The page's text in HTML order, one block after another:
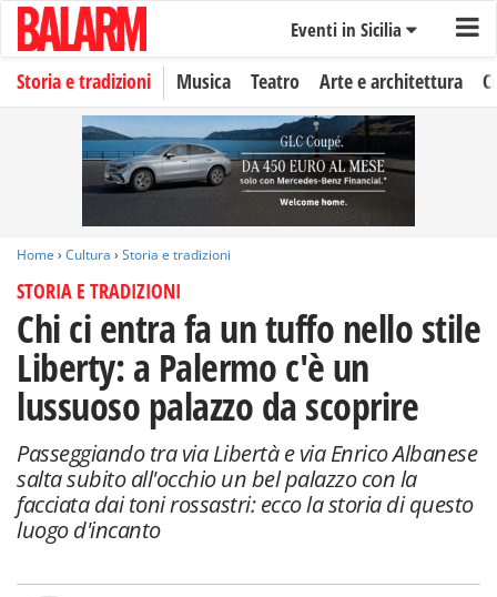
Eventi in Sicilia
Storia e tradizioni Musica Teatro Arte e architettura
Home › Cultura › Storia e tradizioni
STORIA E TRADIZIONI
Chi ci entra fa un tuffo nello stile
Liberty: a Palermo c'è un
lussuoso palazzo da scoprire
Passeggiando tra via Libertà e via Enrico Albanese
salta subito all'occhio un bel palazzo con la
facciata dai toni rossastri: ecco la storia di questo
luogo d'incanto